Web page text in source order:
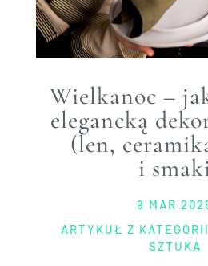
Wielkanoc –
elegancką
(len,
i
9 MAR
ARTYKUŁ Z
SZTUKA